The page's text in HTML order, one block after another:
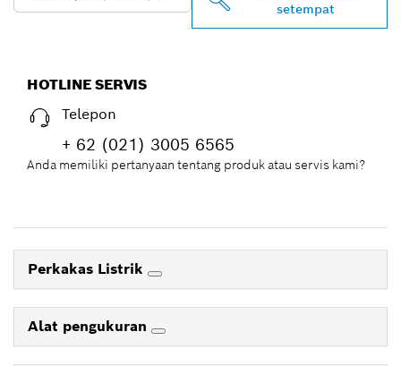
setempat
HOTLINE SERVIS
Telepon
+ 62 (021) 3005 6565
Anda memiliki pertanyaan tentang produk atau servis kami?
Perkakas Listrik
Alat pengukuran